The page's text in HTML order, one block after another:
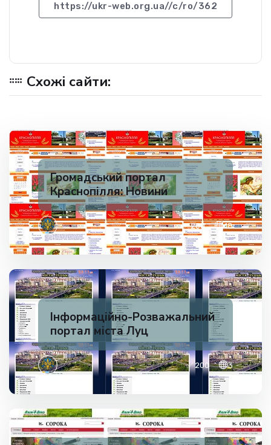
https://ukr-web.org.ua//c/ro/362
Схожі сайти:
Громадський портал
Краснопілля: Новини
✅ 200 18
Інформаційно-Розважальний
портал міста Луц
✅ 200 3